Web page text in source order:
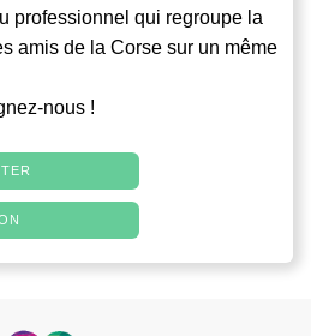
professionnel qui regroupe la
amis de la Corse sur un même
nous !